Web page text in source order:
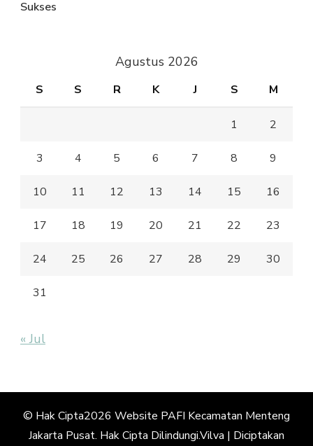
Sukses
Agustus 2026
S S R K J S M
1 2
3 4 5 6 7 8 9
10 11 12 13 14 15 16
17 18 19 20 21 22 23
24 25 26 27 28 29 30
31
« Jul
© Hak Cipta2026 Website PAFI Kecamatan Menteng
Jakarta Pusat. Hak Cipta Dilindungi.Vilva | Diciptakan